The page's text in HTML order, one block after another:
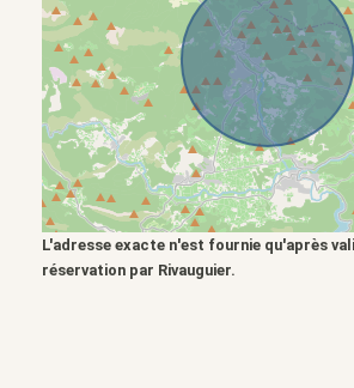
L'adresse exacte n'est fournie qu'après
réservation par Rivauguier.